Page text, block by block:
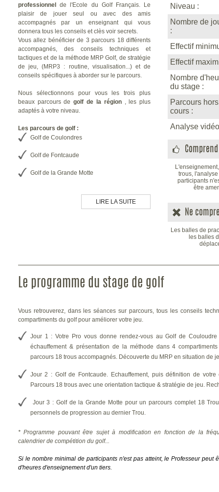
Niveau :
Nombre de
:
Effectif
Effectif
Nombre
du stage :
Parcours hors
cours :
Analyse
trous,
participants
être
Ne
Les balles de
les balles
professionnel
de l'Ecole du Golf Français.
Le
plaisir de jouer seul ou avec des amis
accompagnés par un enseignant qui vous
donnera tous les conseils et clès voir secrets.
Vous allez bénéficier de 3 parcours 18 différents
accompagnés, des conseils techniques et
tactiques et de la méthode MRP Golf, de stratégie
de jeu, (MRP3 : routine, visualisation...) et de
conseils spécifiques à aborder sur le parcours.
Nous sélectionnons pour vous les trois plus
beaux parcours degolf de la région, les plus
adaptés à votre niveau.
Les parcours de golf :
Golf de Coulondres
Golf de Fontcaude
Golf de la Grande Motte
destination de tout premier choix offrant toutes les
caractéristiques d'un moment golfique
LIRE LA SUITE
Le programme du stage de golf
Vous retrouverez, dans les séances sur parcours, tous les conseils
compartiments du golf pour améliorer votre jeu.
Jour 1 : Votre Pro vous donne rendez-vous au Golf de
échauffement & présentation de la méthode dans 4
parcours 18 trous accompagnés. Découverte du MRP en situation de
Jour 2 : Golf de Fontcaude. Echauffement, puis définition de
Parcours 18 trous avec une orientation tactique & stratégie de jeu.
Jour 3 : Golf de la Grande Motte pour un parcours complet 18
personnels de progression au dernier Trou.
* Programme pouvant être sujet à modification en fonction de la
calendrier de compétition du golf...
Si le nombre minimal de participants n'est pas atteint, le Professeur peut
d'heures d'enseignement d'un tiers.